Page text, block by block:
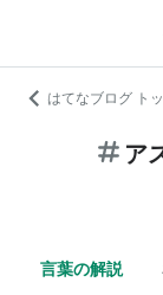
はてなブログ ト
ア
言葉の解説